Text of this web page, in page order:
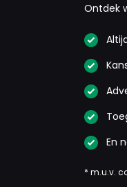
Ontdek
En
* m.u.v.